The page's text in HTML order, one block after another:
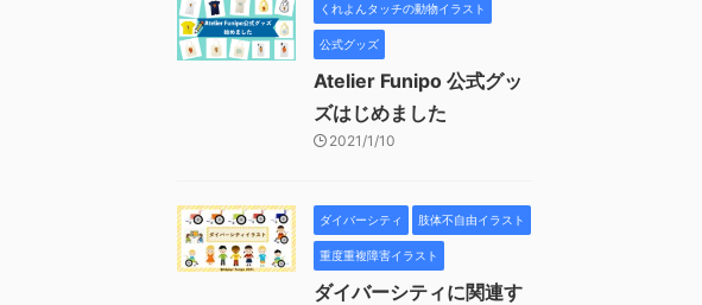
くれよんタッチの動物イラスト
公式グッズ
Atelier Funipo 公式グッ
ズはじめました
2021/1/10
ダイバーシティ 肢体不自由イラスト
重度重複障害イラスト
ダイバーシティに関連す